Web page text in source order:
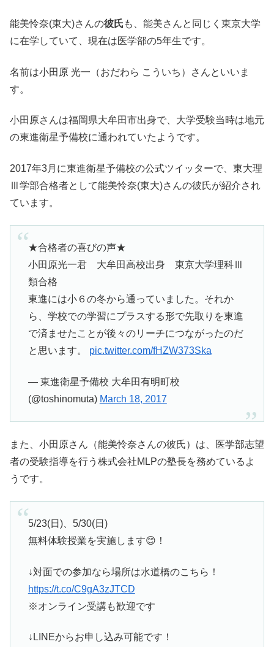
能美怜奈(東大)さんの彼氏 も、能美さんと同じく東京大学
に在学していて、現在は医学部の5年生です。
名前は小田原 光一（おだわら こういち）さんといいま
す。
小田原さんは福岡県大牟田市出身で、大学受験当時は地元
の東進衛星予備校に通われていたようです。
2017年3月に東進衛星予備校の公式ツイッターで、東大理
Ⅲ学部合格者として能美怜奈(東大)さんの彼氏が紹介され
ています。
★合格者の喜びの声★
小田原光一君 大牟田高校出身 東京大学理科Ⅲ
類合格
東進には小６の冬から通っていました。それか
ら、学校での学習にプラスする形で先取りを東進
で済ませたことが後々のリーチにつながったのだ
と思います。 pic.twitter.com/fHZW373Ska
— 東進衛星予備校 大牟田有明町校
(@toshinomuta) March 18, 2017
また、小田原さん（能美怜奈さんの彼氏）は、医学部志望
者の受験指導を行う株式会社MLPの塾長を務めているよ
うです。
5/23(日)、5/30(日)
無料体験授業を実施します😊！
↓対面での参加なら場所は水道橋のこちら！
https://t.co/C9gA3zJTCD
※オンライン受講も歓迎です
↓LINEからお申し込み可能です！